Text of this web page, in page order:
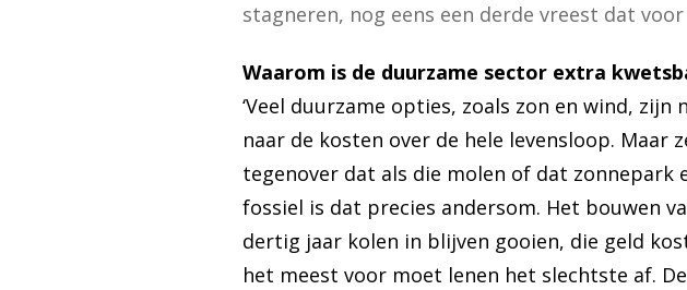
stagneren, nog eens een derde vreest dat
Waarom is de duurzame sector extra
‘Veel duurzame opties, zoals zon en wind,
naar de kosten over de hele levensloop.
tegenover dat als die molen of dat
fossiel is dat precies andersom. Het bouwen
dertig jaar kolen in blijven gooien, die geld
het meest voor moet lenen het slechtste af.